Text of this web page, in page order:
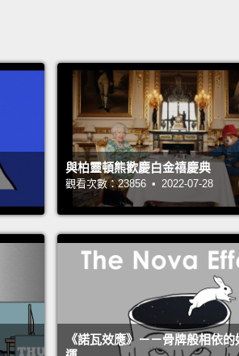
與柏靈頓熊歡慶白金禧慶典
觀看次數：23856 • 2022-07-28
《諾瓦效應》－－骨牌般相依